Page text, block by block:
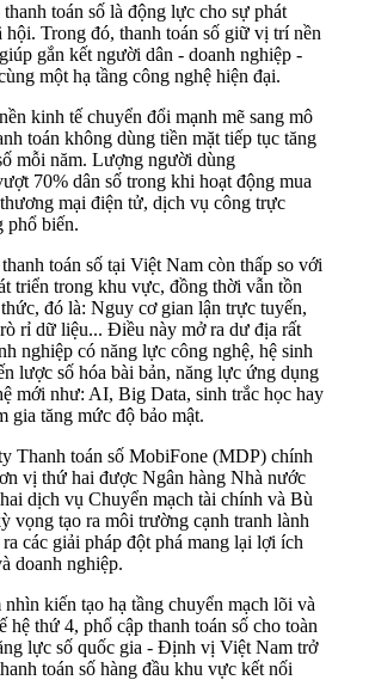
toán số là động lực cho sự phát
hội. Trong đó, thanh toán số giữ vị trí nền
gắn kết người dân - doanh nghiệp -
một hạ tầng công nghệ hiện đại.
kinh tế chuyển đổi mạnh mẽ sang mô
toán không dùng tiền mặt tiếp tục tăng
mỗi năm. Lượng người dùng
70% dân số trong khi hoạt động mua
mại điện tử, dịch vụ công trực
phổ biến.
toán số tại Việt Nam còn thấp so với
triển trong khu vực, đồng thời vẫn tồn
đó là: Nguy cơ gian lận trực tuyến,
rỉ dữ liệu... Điều này mở ra dư địa rất
nghiệp có năng lực công nghệ, hệ sinh
lược số hóa bài bản, năng lực ứng dụng
mới như: AI, Big Data, sinh trắc học hay
gia tăng mức độ bảo mật.
Thanh toán số MobiFone (MDP) chính
vị thứ hai được Ngân hàng Nhà nước
dịch vụ Chuyển mạch tài chính và Bù
vọng tạo ra môi trường cạnh tranh lành
các giải pháp đột phá mang lại lợi ích
doanh nghiệp.
kiến tạo hạ tầng chuyển mạch lõi và
hệ thứ 4, phổ cập thanh toán số cho toàn
lực số quốc gia - Định vị Việt Nam trở
toán số hàng đầu khu vực kết nối